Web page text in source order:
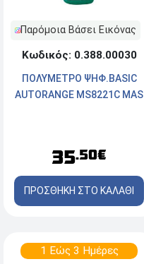
Παρόμοια Βάσει Εικόνας
Κωδικός: 0.388.00030
ΠΟΛΥΜΕΤΡΟ ΨΗΦ.BASIC
AUTORANGE MS8221C MAS
35.50€
ΠΡΟΣΘΗΚΗ ΣΤΟ ΚΑΛΑΘΙ
1 Εώς 3 Ημέρες